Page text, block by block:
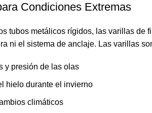
Condiciones Extremas
tubos metálicos rígidos, las varillas de
ni el sistema de anclaje. Las varillas
y presión de las olas
hielo durante el invierno
climáticos